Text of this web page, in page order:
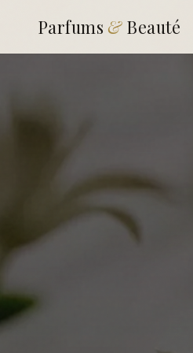
Parfums &Beauté